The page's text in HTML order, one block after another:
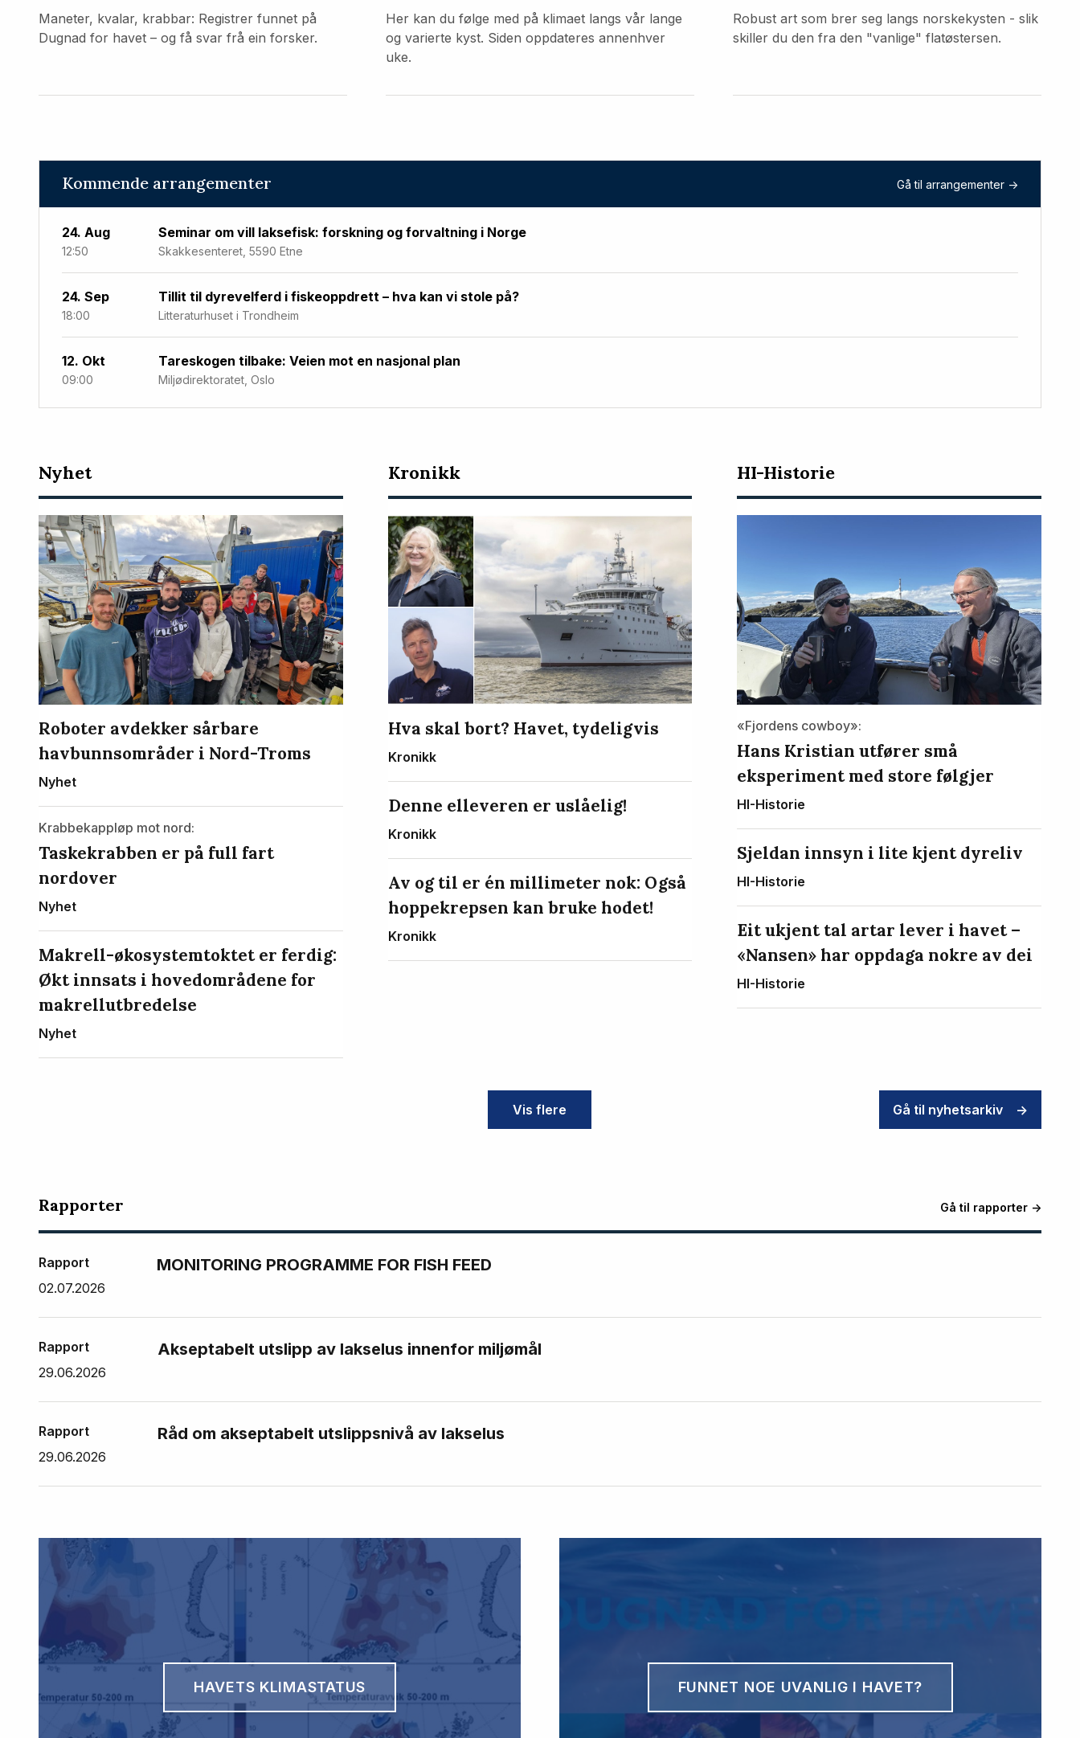
Maneter, kvalar, krabbar: Registrer funnet på
Dugnad for havet – og få svar frå ein forsker.
Her kan du følge med på klimaet langs vår lange
og varierte kyst. Siden oppdateres annenhver
uke.
Robust art som brer seg langs norskekysten - slik
skiller du den fra den "vanlige" flatøstersen.
Kommende arrangementer Gå til arrangementer ->
24. Aug
12:50
Seminar om vill laksefisk: forskning og forvaltning i Norge
Skakkesenteret, 5590 Etne
24. Sep
18:00
Tillit til dyrevelferd i fiskeoppdrett – hva kan vi stole på?
Litteraturhuset i Trondheim
12. Okt
09:00
Tareskogen tilbake: Veien mot en nasjonal plan
Miljødirektoratet, Oslo
Nyeste
artikler
Nyhet
Roboter avdekker sårbare
havbunnsområder i Nord-Troms
Nyhet
Krabbekappløp mot nord:
Taskekrabben er på full fart
nordover
Nyhet
Makrell-økosystemtoktet er ferdig:
Økt innsats i hovedområdene for
makrellutbredelse
Nyhet
Kronikk
Hva skal bort? Havet, tydeligvis
Kronikk
Denne elleveren er uslåelig!
Kronikk
Av og til er én millimeter nok: Også
hoppekrepsen kan bruke hodet!
Kronikk
HI-Historie
«Fjordens cowboy»:
Hans Kristian utfører små
eksperiment med store følgjer
HI-Historie
Sjeldan innsyn i lite kjent dyreliv
HI-Historie
Eit ukjent tal artar lever i havet –
«Nansen» har oppdaga nokre av dei
HI-Historie
Vis flere Gå til nyhetsarkiv ->
Rapporter Gå til rapporter ->
Rapport
02.07.2026
MONITORING PROGRAMME FOR FISH FEED
Rapport
29.06.2026
Akseptabelt utslipp av lakselus innenfor miljømål
Rapport
29.06.2026
Råd om akseptabelt utslippsnivå av lakselus
HAVETS KLIMASTATUS FUNNET NOE UVANLIG I HAVET?